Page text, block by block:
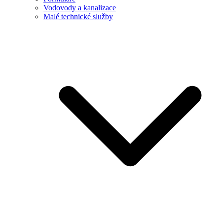
Vodovody a kanalizace
Malé technické služby